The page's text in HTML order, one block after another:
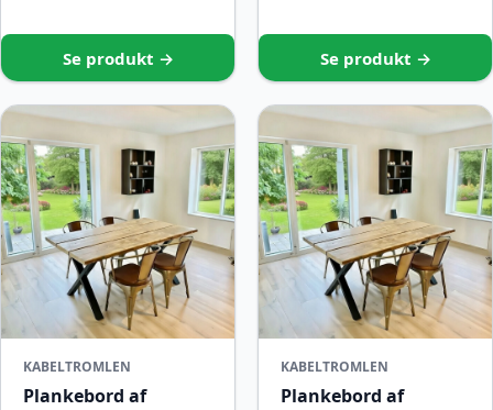
Se produkt → Se produkt →
KABELTROMLEN
Plankebord af
KABELTROMLEN
Plankebord af